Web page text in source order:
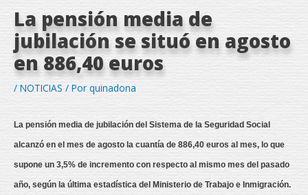
La pensión media de
jubilación se situó en agosto
en 886,40 euros
/ NOTICIAS / Por quinadona
La pensión media de jubilación del Sistema de la Seguridad Social
alcanzó en el mes de agosto la cuantía de 886,40 euros al mes, lo que
supone un 3,5% de incremento con respecto al mismo mes del pasado
año, según la última estadística del Ministerio de Trabajo e Inmigración.